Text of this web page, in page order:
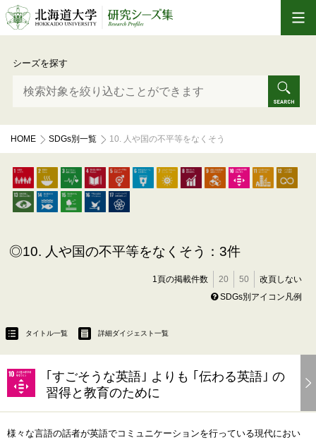
シーズを探す
HOME SDGs別一覧 10. 人や国の不平等をなくそう
10. 人や国の不平等をなくそう：3件
1頁の掲載件数 20 50
改頁しない
SDGs別アイコン凡例
タイトル一覧 詳細ダイジェスト一覧
｢すごそうな英語｣ よりも ｢伝わる英語｣ の
習得と教育のために
様々な言語の話者が英語でコミュニケーションを行っている現代におい